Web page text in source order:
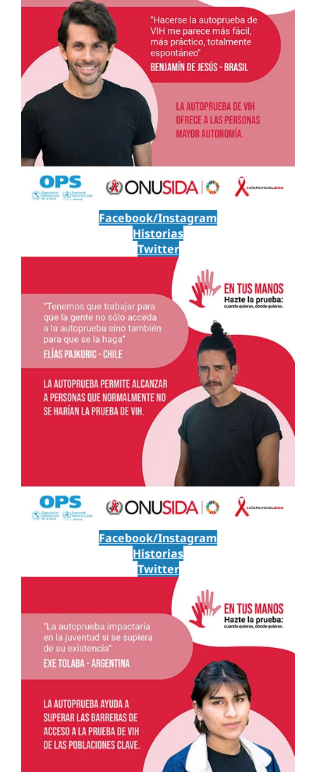
Facebook/Instagram
Historias
Twitter
Facebook/Instagram
Historias
Twitter